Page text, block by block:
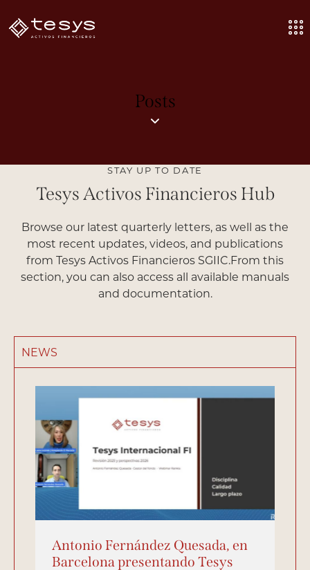
Posts
STAY UP TO DATE
Tesys Activos Financieros Hub
Browse our latest quarterly letters, as well as the
most recent updates, videos, and publications
from Tesys Activos Financieros SGIIC.From this
section, you can also access all available manuals
and documentation.
NEWS
Antonio Fernández Quesada, en
Barcelona presentando Tesys